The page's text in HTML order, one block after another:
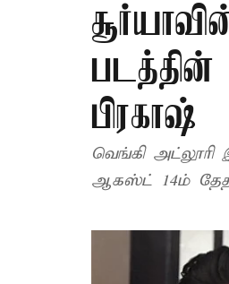
பிரகாஷ்
வெங்கி அட்லூரி இயக்கத்தில் சூர்யா
ஆகஸ்ட்